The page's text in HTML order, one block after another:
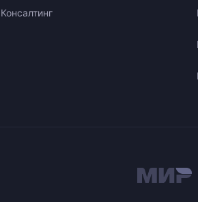
Консалтинг